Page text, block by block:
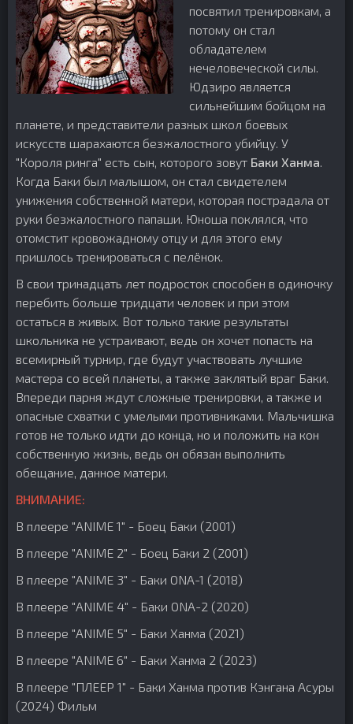
посвятил тренировкам, а
потому он стал
обладателем
нечеловеческой силы.
Юдзиро является
сильнейшим бойцом на
планете, и представители разных школ боевых
искусств шарахаются безжалостного убийцу. У
"Короля ринга" есть сын, которого зовут Баки Ханма.
Когда Баки был малышом, он стал свидетелем
унижения собственной матери, которая пострадала от
руки безжалостного папаши. Юноша поклялся, что
отомстит кровожадному отцу и для этого ему
пришлось тренироваться с пелёнок.
В свои тринадцать лет подросток способен в одиночку
перебить больше тридцати человек и при этом
остаться в живых. Вот только такие результаты
школьника не устраивают, ведь он хочет попасть на
всемирный турнир, где будут участвовать лучшие
мастера со всей планеты, а также заклятый враг Баки.
Впереди парня ждут сложные тренировки, а также и
опасные схватки с умелыми противниками. Мальчишка
готов не только идти до конца, но и положить на кон
собственную жизнь, ведь он обязан выполнить
обещание, данное матери.
ВНИМАНИЕ:
В плеере "ANIME 1" - Боец Баки (2001)
В плеере "ANIME 2" - Боец Баки 2 (2001)
В плеере "ANIME 3" - Баки ONA-1 (2018)
В плеере "ANIME 4" - Баки ONA-2 (2020)
В плеере "ANIME 5" - Баки Ханма (2021)
В плеере "ANIME 6" - Баки Ханма 2 (2023)
В плеере "ПЛЕЕР 1" - Баки Ханма против Кэнгана Асуры
(2024) Фильм